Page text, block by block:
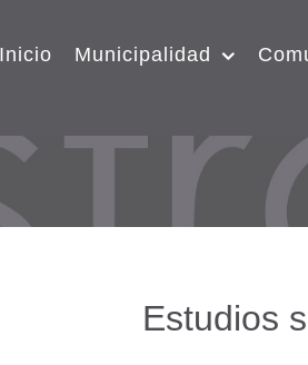
Inicio Municipalidad
Estudios